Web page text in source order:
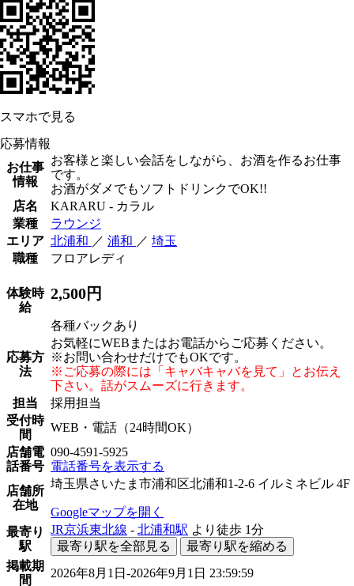
スマホで見る
応募情報
お仕事
情報
お客様と楽しい会話をしながら、お酒を作るお仕事
です。
お酒がダメでもソフトドリンクでOK!!
店名
KARARU - カラル
業種
ラウンジ
エリア 北浦和 ／ 浦和 ／ 埼玉
職種
フロアレディ
体験時
給
2,500円
各種バックあり
応募方
法
お気軽にWEBまたはお電話からご応募ください。
※お問い合わせだけでもOKです。
※ご応募の際には「キャバキャバを見て」とお伝え
下さい。話がスムーズに行きます。
担当
採用担当
受付時
間
WEB・電話（24時間OK）
店舗電
話番号
090-4591-5925
電話番号を表示する
店舗所
在地
埼玉県さいたま市浦和区北浦和1-2-6 イルミネビル 4F
Googleマップを開く
最寄り
駅
JR京浜東北線 - 北浦和駅 より徒歩 1分
最寄り駅を全部見る
最寄り駅を縮める
掲載期
間
2026年8月1日-2026年9月1日 23:59:59